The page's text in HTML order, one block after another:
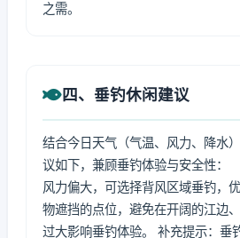
之需。
四、垂钓休闲建议
结合今日天气（气温、风力、降水
议如下，兼顾垂钓体验与安全性：
风力偏大，可选择背风区域垂钓，
物遮挡的点位，避免在开阔的江边
过大影响垂钓体验。 补充提示：垂